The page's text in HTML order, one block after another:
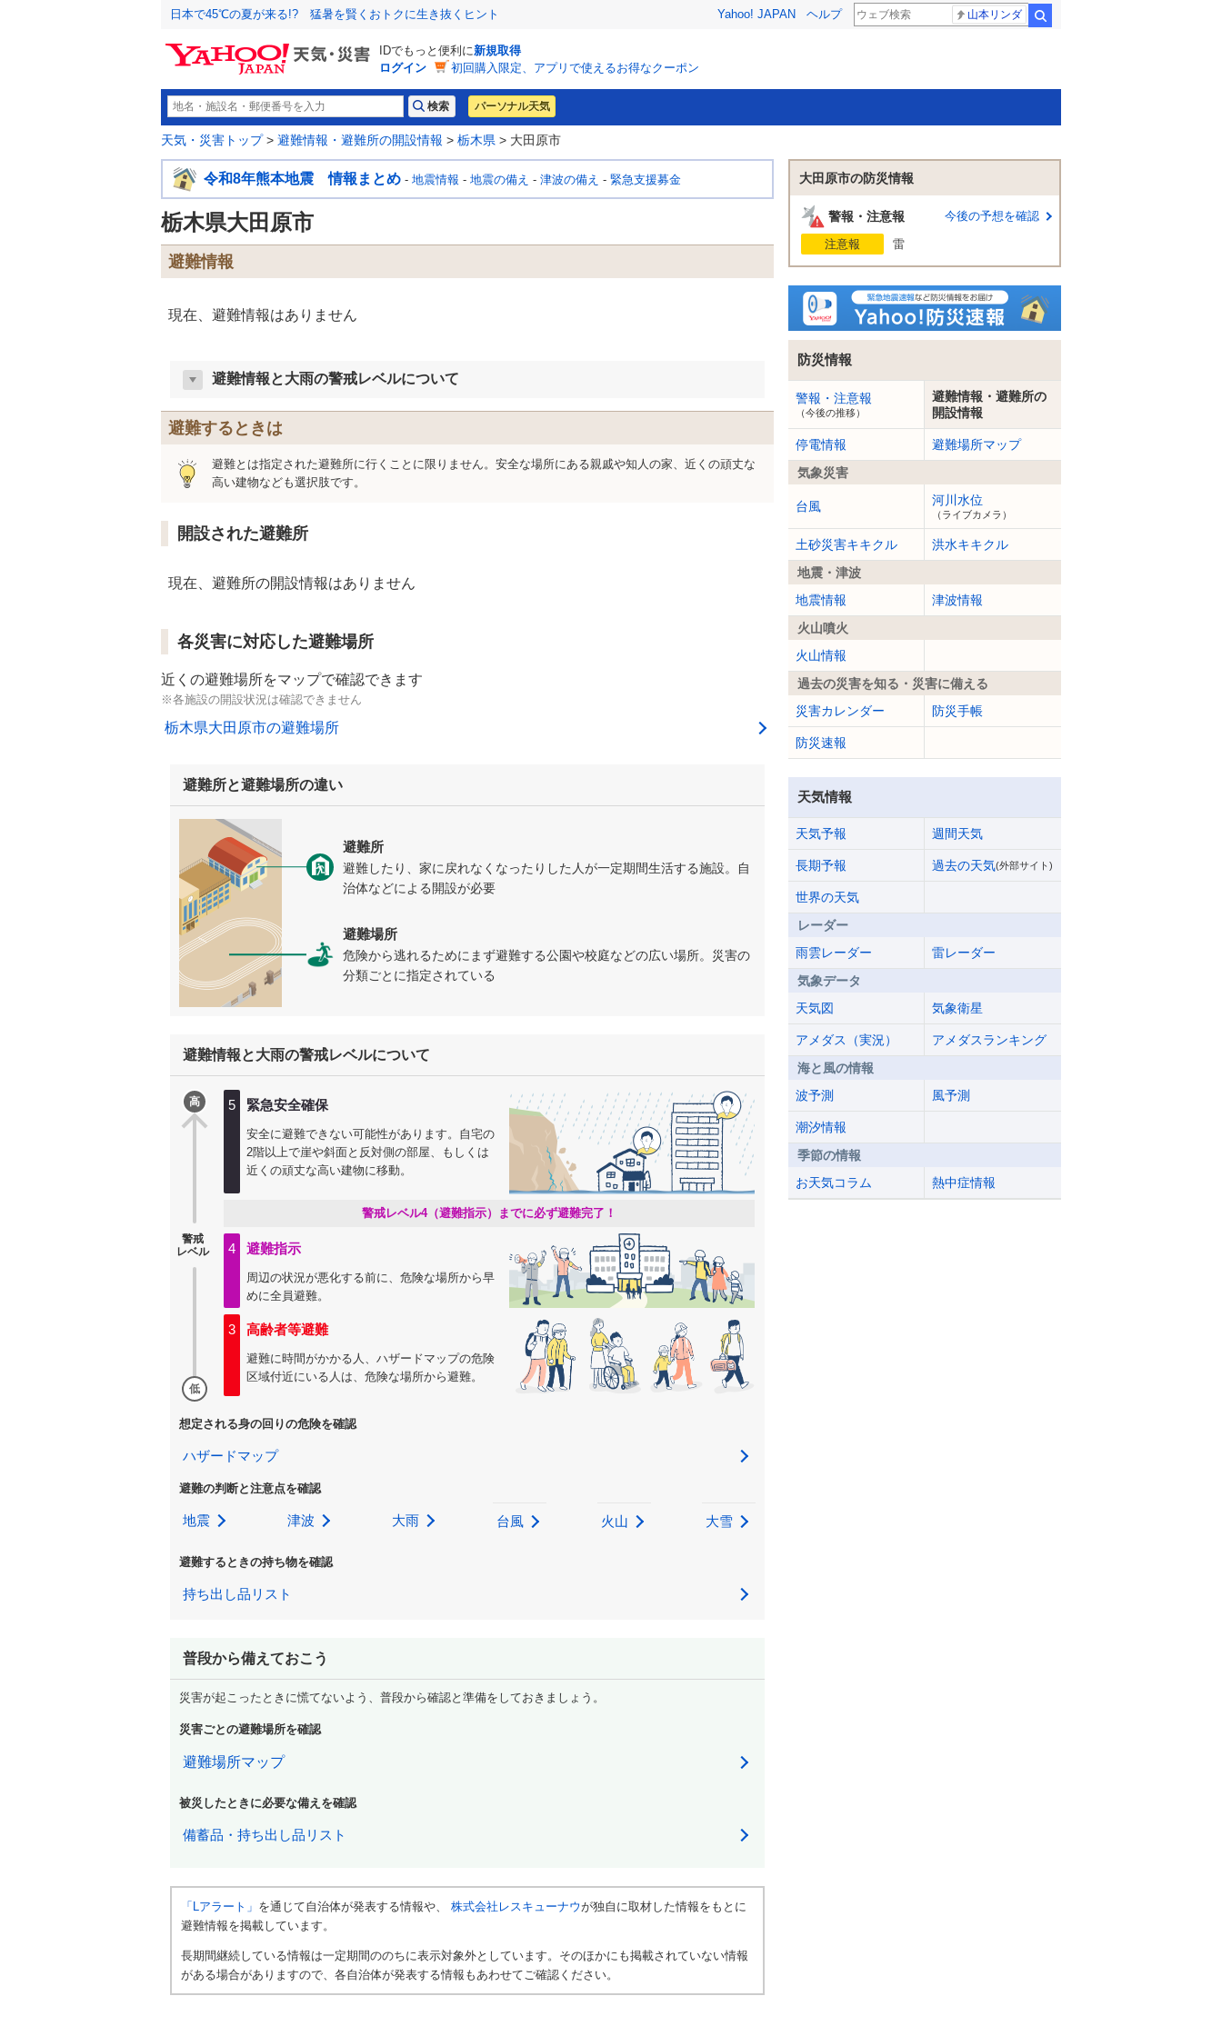
日本で45℃の夏が来る!? 猛暑を賢くおトクに生き抜くヒント Yahoo! JAPAN ヘルプ 山本リンダ
IDでもっと便利に新規取得
ログイン
初回購入限定、アプリで使えるお得なクーポン
パーソナル天気
天気・災害トップ> 避難情報・避難所の開設情報 > 栃木県 > 大田原市
令和8年熊本地震 情報まとめ - 地震情報 - 地震の備え - 津波の備え - 緊急支援募金
栃木県大田原市
避難情報
現在、避難情報はありません
避難情報と大雨の警戒レベルについて
避難するときは
避難とは指定された避難所に行くことに限りません。安全な場所にある親戚や知人の家、近くの頑丈な
高い建物なども選択肢です。
開設された避難所
現在、避難所の開設情報はありません
各災害に対応した避難場所
近くの避難場所をマップで確認できます
※各施設の開設状況は確認できません
栃木県大田原市の避難場所
避難所と避難場所の違い
避難所
避難したり、家に戻れなくなったりした人が一定期間生活する施設。自
治体などによる開設が必要
避難場所
危険から逃れるためにまず避難する公園や校庭などの広い場所。災害の
分類ごとに指定されている
避難情報と大雨の警戒レベルについて
警戒
レベル
高 5 緊急安全確保
安全に避難できない可能性があります。自宅の
2階以上で崖や斜面と反対側の部屋、もしくは
近くの頑丈な高い建物に移動。
警戒レベル4（避難指示）までに必ず避難完了！
4 避難指示
周辺の状況が悪化する前に、危険な場所から早
めに全員避難。
低
3 高齢者等避難
避難に時間がかかる人、ハザードマップの危険
区域付近にいる人は、危険な場所から避難。
想定される身の回りの危険を確認
ハザードマップ
避難の判断と注意点を確認
地震 津波 大雨 台風 火山 大雪
避難するときの持ち物を確認
持ち出し品リスト
普段から備えておこう
災害が起こったときに慌てないよう、普段から確認と準備をしておきましょう。
災害ごとの避難場所を確認
避難場所マップ
被災したときに必要な備えを確認
備蓄品・持ち出し品リスト
「Lアラート」 を通じて自治体が発表する情報や、 株式会社レスキューナウが独自に取材した情報をもとに
避難情報を掲載しています。
長期間継続している情報は一定期間ののちに表示対象外としています。そのほかにも掲載されていない情報
がある場合がありますので、各自治体が発表する情報もあわせてご確認ください。
大田原市の防災情報
警報・注意報 今後の予想を確認
注意報 雷
防災情報
警報・注意報
（今後の推移）
避難情報・避難所の
開設情報
停電情報
避難場所マップ
気象災害
台風 河川水位
（ライブカメラ）
土砂災害キキクル
洪水キキクル
地震・津波
地震情報
津波情報
火山噴火
火山情報
過去の災害を知る・災害に備える
災害カレンダー
防災手帳
防災速報
天気情報
天気予報 週間天気
長期予報 過去の天気(外部サイト)
世界の天気
レーダー
雨雲レーダー
雷レーダー
気象データ
天気図
気象衛星
アメダス（実況）
アメダスランキング
海と風の情報
波予測
風予測
潮汐情報
季節の情報
お天気コラム
熱中症情報